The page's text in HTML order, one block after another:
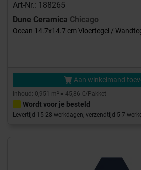
Art-Nr.: 188265
Dune Ceramica Chicago
Ocean 14.7x14.7 cm Vloertegel /
Aan winkelmand
Inhoud: 0,951 m² = 45,86 €/Pakket
Wordt voor je besteld
Levertijd 15-28 werkdagen, verzendtijd 5-7